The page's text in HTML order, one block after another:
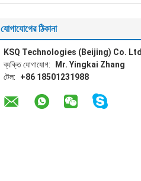
যোগাযোগের ঠিকানা
KSQ Technologies (Beijing) Co. Ltd
ব্যক্তি যোগাযোগ:
Mr. Yingkai Zhang
টেল:
+86 18501231988